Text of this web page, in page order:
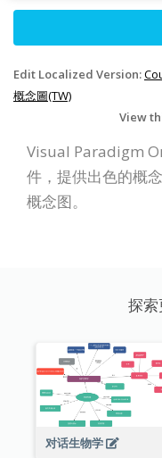
Edit Localized Version:
概念圖(TW)
View
Visual Paradigm
件，提供出色的概
概念图。
探索
对话生物学